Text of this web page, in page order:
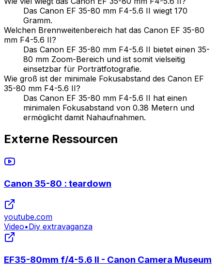
Das Canon EF 35-80 mm F4-5.6 II wiegt 170
Gramm.
Welchen Brennweitenbereich hat das Canon EF 35-80
mm F4-5.6 II?
Das Canon EF 35-80 mm F4-5.6 II bietet einen 35-
80 mm Zoom-Bereich und ist somit vielseitig
einsetzbar für Porträtfotografie.
Wie groß ist der minimale Fokusabstand des Canon EF
35-80 mm F4-5.6 II?
Das Canon EF 35-80 mm F4-5.6 II hat einen
minimalen Fokusabstand von 0.38 Metern und
ermöglicht damit Nahaufnahmen.
Externe Ressourcen
Canon 35-80 : teardown
youtube.com
Video•Diy extravaganza
EF35-80mm f/4-5.6 II - Canon Camera Museum